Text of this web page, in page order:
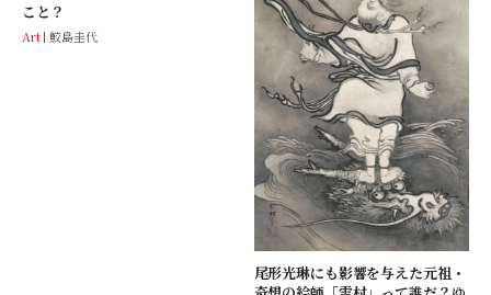
こと？
Art 鮫島圭代
尾形光琳にも影響を与えた元祖・